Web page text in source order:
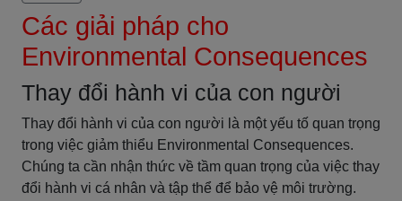
Các giải pháp cho
Environmental Consequences
Thay đổi hành vi của con người
Thay đổi hành vi của con người là một yếu tố quan trọng
trong việc giảm thiểu Environmental Consequences.
Chúng ta cần nhận thức về tầm quan trọng của việc thay
đổi hành vi cá nhân và tập thể để bảo vệ môi trường.